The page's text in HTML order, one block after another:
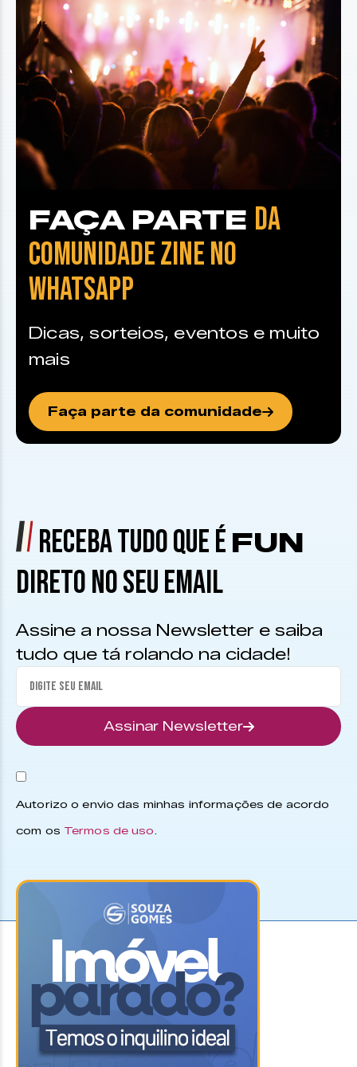
FAÇA PARTE DA
COMUNIDADE ZINE NO
WHATSAPP
Dicas, sorteios, eventos e muito
mais
Faça parte da comunidade
RECEBA TUDO QUE É FUN
DIRETO NO SEU EMAIL
Assine a nossa Newsletter e saiba
tudo que tá rolando na cidade!
Assinar Newsletter
Autorizo o envio das minhas informações de acordo
com os Termos de uso.